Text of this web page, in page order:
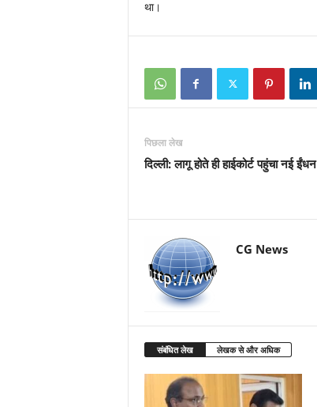
था।
पिछला लेख
दिल्ली: लागू होते ही हाईकोर्ट पहुंचा नई
CG News
संबंधित लेख लेखक से और अधिक